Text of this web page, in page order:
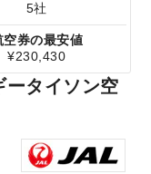
5社
空券の最安値
¥230,430
ータイソン空